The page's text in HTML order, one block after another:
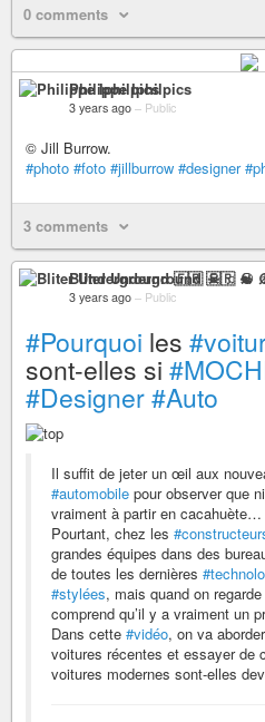
0 comments
Philippe Iphilpics
3 years ago – Public
© Jill Burrow.
#photo #foto #jillburrow #designer
3 comments
Bliter Underground 🇫🇷
3 years ago – Public
#Pourquoi les
sont-elles si
#Designer#Auto
Il suffit de jeter un œil aux
#automobile pour observer que
vraiment à partir en cacahuète…
Pourtant, chez les
grandes équipes dans des
de toutes les dernières
#stylées, mais quand on
comprend qu’il y a vraiment un
Dans cette #vidéo, on va
voitures récentes et essayer de
voitures modernes sont-elles